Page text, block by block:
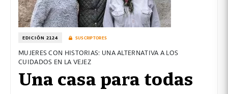
EDICIÓN 2124 SUSCRIPTORES
MUJERES CON HISTORIAS: UNA ALTERNATIVA A LOS
CUIDADOS EN LA VEJEZ
Una casa para todas